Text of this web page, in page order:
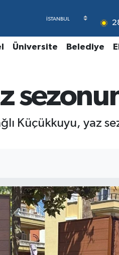
Üniversite Belediye
Küçükkuyu, yaz